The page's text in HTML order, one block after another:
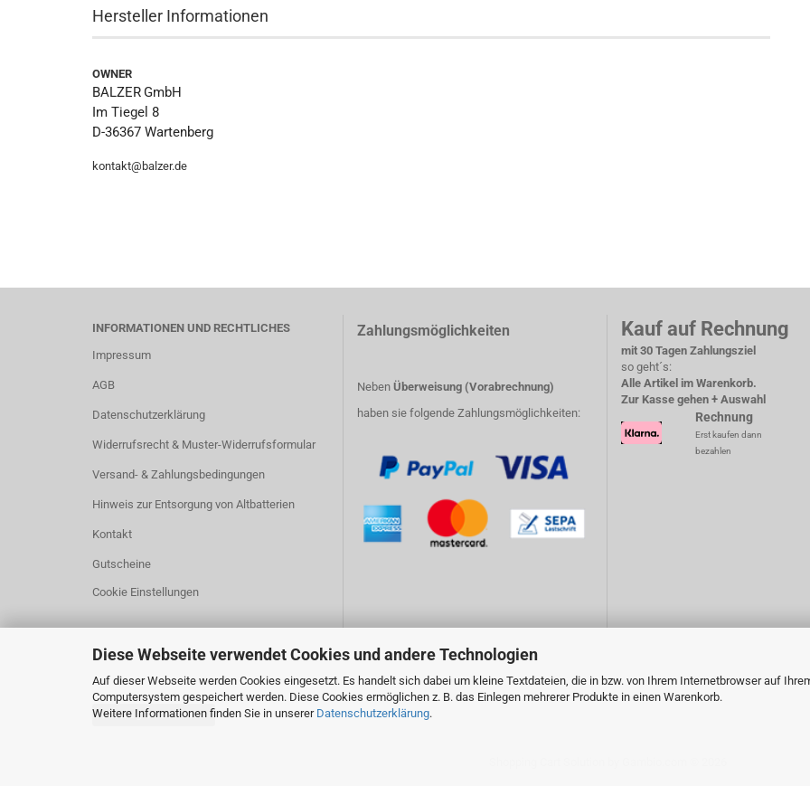
Diese Webseite verwendet Cookies und andere Technologien
Auf dieser Webseite werden Cookies eingesetzt. Es handelt sich dabei um kleine Textdateien, die in bzw. von Ihrem Internetbrowser auf
Computersystem gespeichert werden. Diese Cookies ermöglichen z. B. das Einlegen mehrerer Produkte in einen Warenkorb.
Weitere Informationen finden Sie in unserer Datenschutzerklärung.
Hersteller Informationen
OWNER
BALZERGmbH
Im Tiegel 8
D-36367 Wartenberg
kontakt@balzer.de
INFORMATIONEN UND RECHTLICHES
Impressum
AGB
Datenschutzerklärung
Widerrufsrecht & Muster-Widerrufsformular
Versand- & Zahlungsbedingungen
Hinweis zur Entsorgung von Altbatterien
Kontakt
Gutscheine
Cookie Einstellungen
Zahlungsmöglichkeiten
NebenÜberweisung (Vorabrechnung)
haben sie folgende Zahlungsmöglichkeiten:
Kauf auf Rechnung
mit 30 Tagen Zahlungsziel
so geht´s:
Alle Artikel im Warenkorb.
Zur Kasse gehen + Auswahl
Rechnung
Erst kaufen dann
bezahlen
Vertrag widerrufen